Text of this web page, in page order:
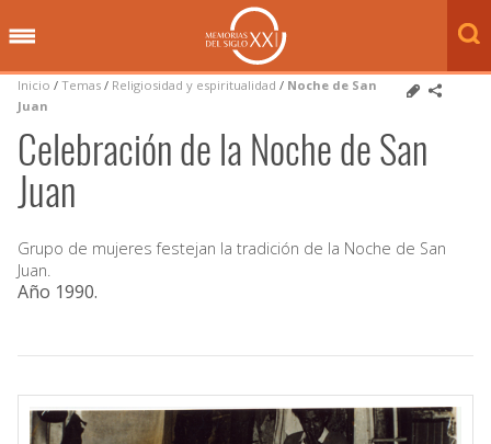
Inicio / Temas / Religiosidad y espiritualidad / Noche de San
Juan
Celebración de la Noche de San
Juan
Grupo de mujeres festejan la tradición de la Noche de San
Juan.
Año 1990.